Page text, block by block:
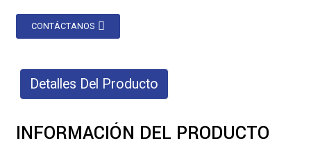
CONTÁCTANOS
Detalles Del Producto
INFORMACIÓN DEL PRODUCTO